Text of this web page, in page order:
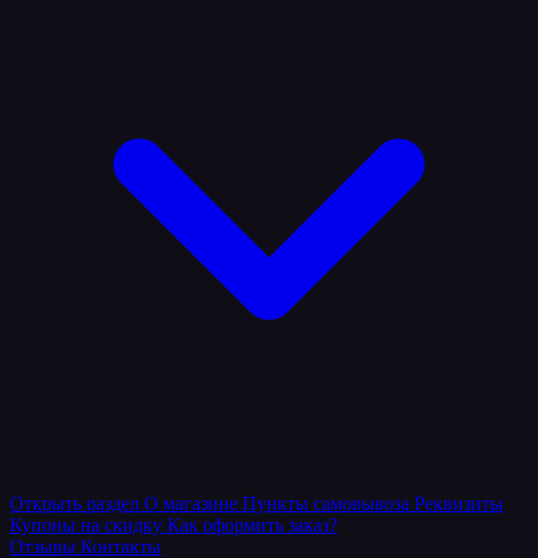
Открыть раздел О магазине Пункты самовывоза Реквизиты
Купоны на скидку Как оформить заказ?
Отзывы Контакты